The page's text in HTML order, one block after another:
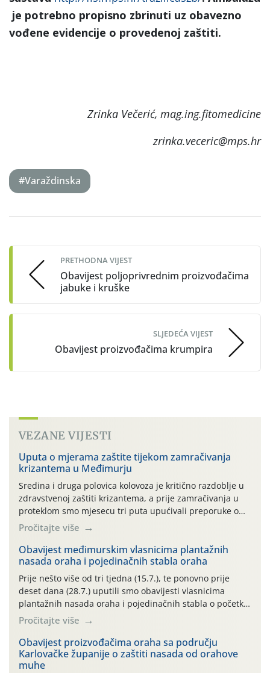
je potrebno propisno zbrinuti uz obavezno
vođene evidencije o provedenoj zaštiti.
Zrinka Večerić, mag.ing.fitomedicine
zrinka.veceric@mps.hr
#Varaždinska
navigation
PRETHODNA VIJEST
Obavijest poljoprivrednim proizvođačima
jabuke i kruške
SLJEDEĆA VIJEST
Obavijest proizvođačima krumpira
VEZANE VIJESTI
Uputa o mjerama zaštite tijekom zamračivanja
krizantema u Međimurju
Sredina i druga polovica kolovoza je kritično razdoblje u
zdravstvenoj zaštiti krizantema, a prije zamračivanja u
proteklom smo mjesecu tri puta upućivali preporuke o
preventivnim mjerama zaštite krizantema od najčešćih
uzročnika bolesti, štetnika i fito-fagnih grinja (23.7., 14.7.,
06.7.)! Na početku ovog mjeseca je zabilježeno je
povijesno i ekstremno vruće meteorološko razdoblje, uz
najviše temperature […]
Pročitajte više
Obavijest međimurskim vlasnicima plantažnih
nasada oraha i pojedinačnih stabla oraha
Prije nešto više od tri tjedna (15.7.), te ponovno prije
deset dana (28.7.) uputili smo obavijesti vlasnicima
plantažnih nasada oraha i pojedinačnih stabla o početku
leta i ovogodišnjoj potrebi usmjerenog suzbijanja
orahove muhe (Rhagoletis completa)! Već dvanaest dana
traje drugi ovogodišnji “toplinski udar”, koji naročito
izražen zadnja šest dana (31.7.-05.8.), jer najviše
temperature zraka svakodnevno […]
Pročitajte više
Obavijest proizvođačima oraha sa području
Karlovačke županije o zaštiti nasada od orahove
muhe